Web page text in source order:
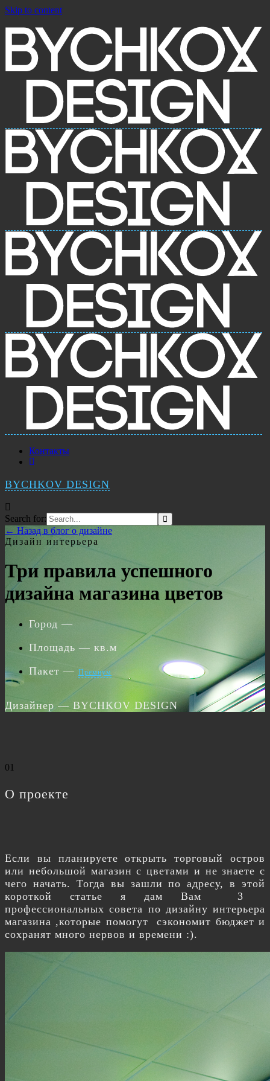
Skip to content
Контакты
BYCHKOV DESIGN
Search for:
← Назад в блог о дизайне
Дизайн интерьера
Три правила успешного
дизайна магазина цветов
Город —
Площадь — кв.м
Пакет — Премиум
Дизайнер — BYCHKOV DESIGN
01
О проекте
Если вы планируете открыть торговый остров
или небольшой магазин с цветами и не знаете с
чего начать. Тогда вы зашли по адресу, в этой
короткой статье я дам Вам 3
профессиональных совета по дизайну интерьера
магазина ,которые помогут сэкономит бюджет и
сохранят много нервов и времени :).